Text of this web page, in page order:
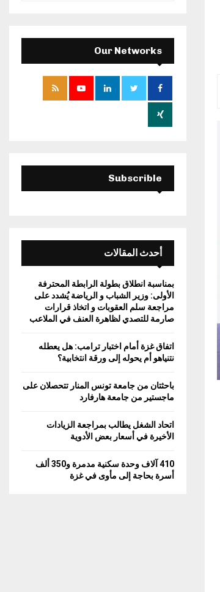
E
A
Our Networks
Subscrible
أحدث المقالات
بمناسبة انطلاق بطولة الرابطة المحترفة
الأولى: وزير الشباب و الرياضة يُشدد على
مراجعة سلم العقوبات و اتخاذ قرارات
صارمة للتصدي لظاهرة العنف في الملاعب
اتفاق غزة أمام اختبار ترامب: هل يعطله
نتنياهو أم يحوله إلى ورقة انتخابية؟
باحثتان من جامعة تونس المنار تتحصلان على
ماجستير من جامعة هارفارد
اتحاد الشغل يطالب بمراجعة الزيادات
الأخيرة في أسعار بعض الأدوية
410 آلاف وحدة سكنية مدمرة و350 ألف
أسرة بحاجة إلى مأوى في غزة